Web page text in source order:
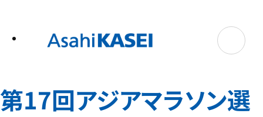
第17回アジアマラソン選